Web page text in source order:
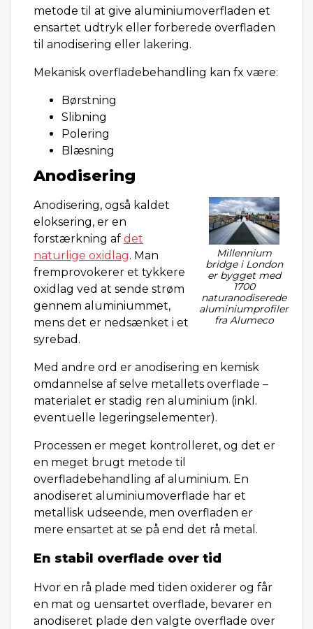
metode til at give aluminiumoverfladen et
ensartet udtryk eller forberede overfladen
til anodisering eller lakering.
Mekanisk overfladebehandling kan fx være:
Børstning
Slibning
Polering
Blæsning
Anodisering
Millennium
bridge i London
er bygget med
1700
naturanodiserede
aluminiumprofiler
fra Alumeco
Anodisering, også kaldet
eloksering, er en
forstærkning af det
naturlige oxidlag. Man
fremprovokerer et tykkere
oxidlag ved at sende strøm
gennem aluminiummet,
mens det er nedsænket i et
syrebad.
Med andre ord er anodisering en kemisk
omdannelse af selve metallets overflade –
materialet er stadig ren aluminium (inkl.
eventuelle legeringselementer).
Processen er meget kontrolleret, og det er
en meget brugt metode til
overfladebehandling af aluminium. En
anodiseret aluminiumoverflade har et
metallisk udseende, men overfladen er
mere ensartet at se på end det rå metal.
En stabil overflade over tid
Hvor en rå plade med tiden oxiderer og får
en mat og uensartet overflade, bevarer en
anodiseret plade den valgte overflade over